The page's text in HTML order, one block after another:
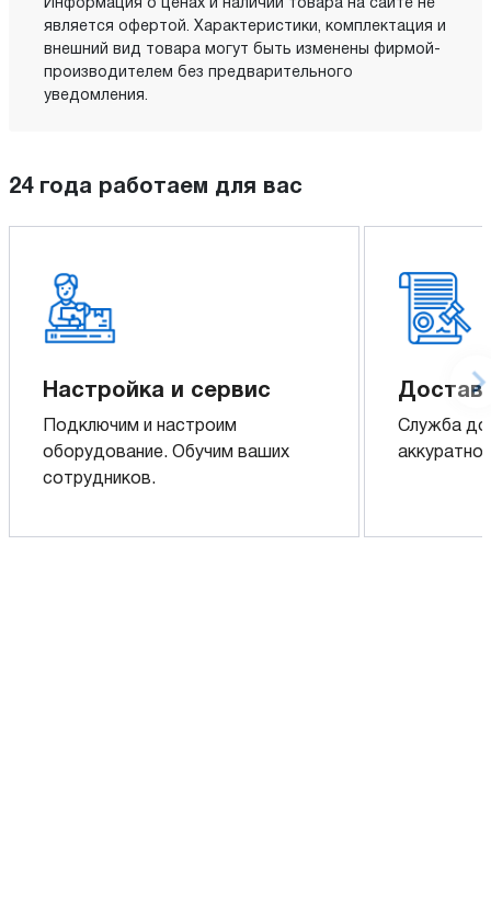
Информация о ценах и наличии товара на сайте не
является офертой. Характеристики, комплектация и
внешний вид товара могут быть изменены фирмой-
производителем без предварительного
уведомления.
24 года работаем для вас
Настройка и сервис
Подключим и настроим
оборудование. Обучим ваших
сотрудников.
Служба
аккуратно